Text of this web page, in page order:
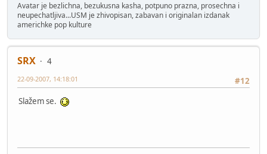
Avatar je bezlichna, bezukusna kasha, potpuno prazna, prosechna i
neupechatljiva...USM je zhivopisan, zabavan i originalan izdanak
americhke pop kulture
SRX
4
#12
22-09-2007, 14:18:01
Slažem se.